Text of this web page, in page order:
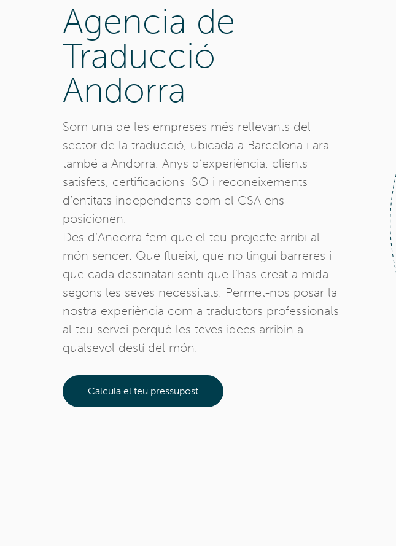
Agencia de
Traducció
Andorra
Som una de les empreses més rellevants del
sector de la traducció, ubicada a Barcelona i ara
també a Andorra. Anys d’experiència, clients
satisfets, certificacions ISO i reconeixements
d’entitats independents com el CSA ens
posicionen.
Des d’Andorra fem que el teu projecte arribi al
món sencer. Que flueixi, que no tingui barreres i
que cada destinatari senti que l’has creat a mida
segons les seves necessitats. Permet-nos posar la
nostra experiència com a traductors professionals
al teu servei perquè les teves idees arribin a
qualsevol destí del món.
Calcula el teu pressupost